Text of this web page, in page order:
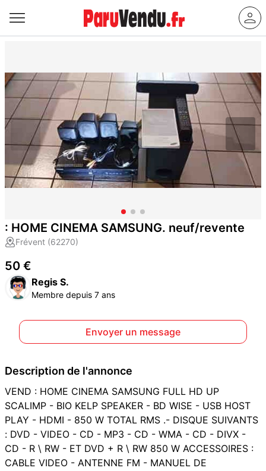
: HOME CINEMA SAMSUNG. neuf/revente
Frévent (62270)
50 €
Regis S.
Membre depuis 7 ans
Envoyer un message
Description de l'annonce
VEND : HOME CINEMA SAMSUNG FULL HD UP
SCALIMP - BIO KELP SPEAKER - BD WISE - USB HOST
PLAY - HDMI - 850 W TOTAL RMS .- DISQUE SUIVANTS
: DVD - VIDEO - CD - MP3 - CD - WMA - CD - DIVX -
CD - R \ RW - ET DVD + R \ RW 850 W ACCESSOIRES :
CABLE VIDEO - ANTENNE FM - MANUEL DE